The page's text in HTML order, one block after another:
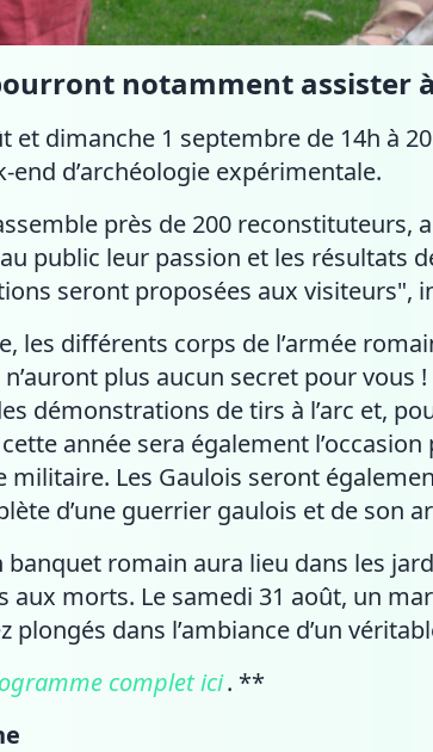
notamment assister
et dimanche 1 septembre de 14h à
end d’archéologie expérimentale.
près de 200 reconstituteurs,
public leur passion et les résultats
seront proposées aux visiteurs",
les différents corps de l’armée
plus aucun secret pour
démonstrations de tirs à l’arc et,
année sera également
militaire. Les Gaulois seront
d’une guerrier gaulois et de son
banquet romain aura lieu dans les
aux morts. Le samedi 31 août, un
plongés dans l’ambiance d’un
complet ici. **